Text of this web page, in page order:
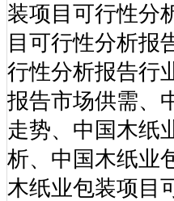
装项目可行性分
目可行性分析报
行性分析报告行
报告市场供需、
走势、中国木纸
析、中国木纸业
木纸业包装项目